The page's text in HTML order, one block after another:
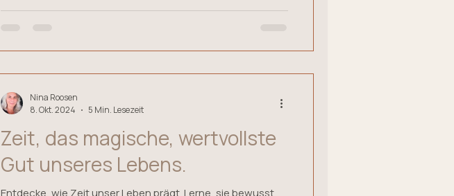
Zeit, das magische, wertvollste
Gut unseres Lebens.
Entdecke, wie Zeit unser Leben prägt. Lerne, sie bewusst
Nina Roosen
8. Okt. 2024
5 Min. Lesezeit